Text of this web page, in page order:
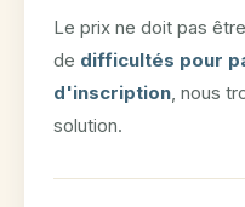
Le prix ne doit pas
de difficultés pour
d'inscription, nous
solution.